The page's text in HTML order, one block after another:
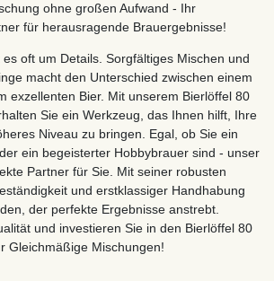
ohne großen Aufwand - Ihr
für herausragende Brauergebnisse!
oft um Details. Sorgfältiges Mischen und
macht den Unterschied zwischen einem
exzellenten Bier. Mit unserem Bierlöffel 80
Sie ein Werkzeug, das Ihnen hilft, Ihre
Niveau zu bringen. Egal, ob Sie ein
ein begeisterter Hobbybrauer sind - unser
Partner für Sie. Mit seiner robusten
und erstklassiger Handhabung
der perfekte Ergebnisse anstrebt.
und investieren Sie in den Bierlöffel 80
Gleichmäßige Mischungen!